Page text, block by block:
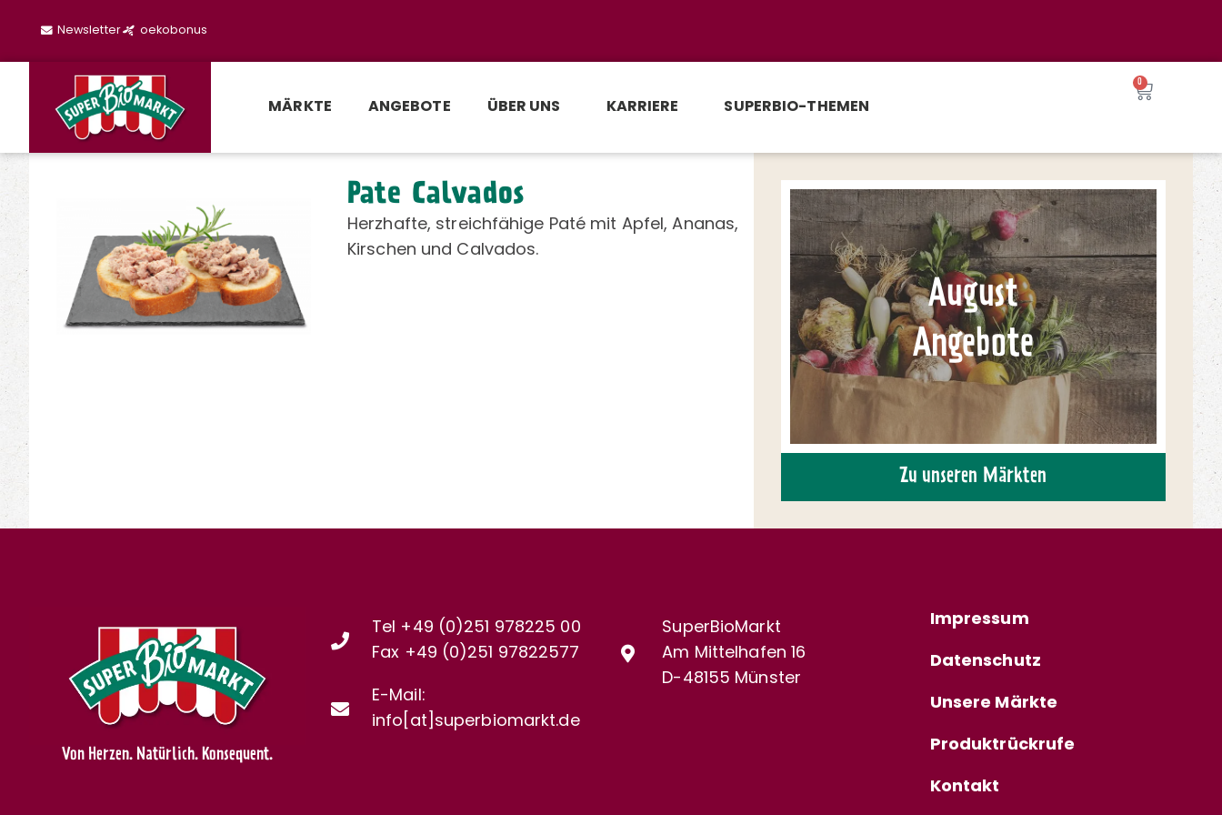
Newsletter oekobonus
MÄRKTE ANGEBOTE ÜBER UNS KARRIERE SUPERBIO-THEMEN
0
Pate Calvados
Herzhafte, streichfähige Paté mit Apfel, Ananas,
Kirschen und Calvados.
August
Angebote
Zu unseren Märkten
Von Herzen. Natürlich. Konsequent.
Tel +49 (0)251 978225 00
Fax +49 (0)251 97822577
E-Mail:
info[at]superbiomarkt.de
SuperBioMarkt
Am Mittelhafen 16
D-48155 Münster
Impressum
Datenschutz
Unsere Märkte
Produktrückrufe
Kontakt